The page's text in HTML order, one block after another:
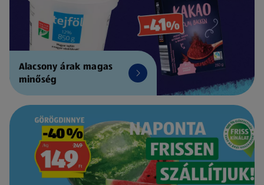
Alacsony árak magas
minőség